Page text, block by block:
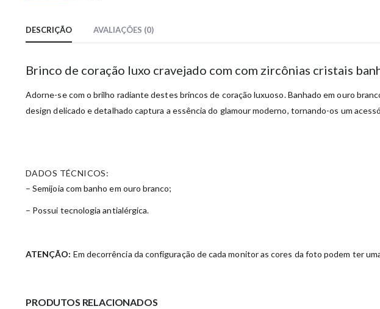
DESCRIÇÃO AVALIAÇÕES (0)
Brinco de coração luxo cravejado com com zircônias cristais
Adorne-se com o brilho radiante destes brincos de coração luxuoso. Banhado em ouro
design delicado e detalhado captura a essência do glamour moderno, tornando-os um
DADOS TÉCNICOS:
– Semijoia com banho em ouro branco;
– Possui tecnologia antialérgica.
ATENÇÃO: Em decorrência da configuração de cada monitor as cores da foto podem ter
PRODUTOS RELACIONADOS